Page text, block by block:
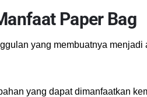
Paper Bag
yang membuatnya
yang dapat dimanfaatkan